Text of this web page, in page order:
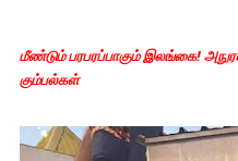
மீண்டும் பரபரப்பாகும் இலங்கை!
கும்பல்கள்